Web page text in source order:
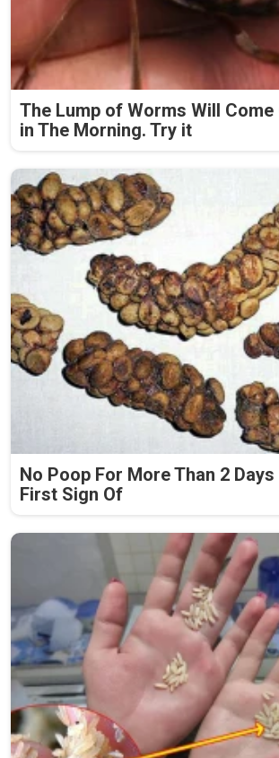
The Lump of Worms Will Come
in The Morning. Try it
No Poop For More Than 2
First Sign Of